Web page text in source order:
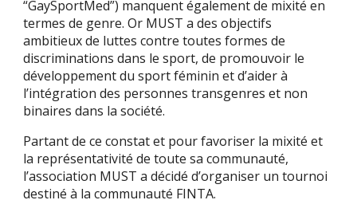
“GaySportMed”) manquent également de mixité en
termes de genre. Or MUST a des objectifs
ambitieux de luttes contre toutes formes de
discriminations dans le sport, de promouvoir le
développement du sport féminin et d’aider à
l’intégration des personnes transgenres et non
binaires dans la société.
Partant de ce constat et pour favoriser la mixité et
la représentativité de toute sa communauté,
l’association MUST a décidé d’organiser un tournoi
destiné à la communauté FINTA.